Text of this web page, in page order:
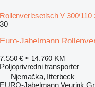
Rollenverlesetisch V 300/
30
Euro-Jabelmann
7.550 € ≈ 14.760 KM
Poljoprivredni transporter
Njemačka, Itterbeck
EURO-Jabelmann Veurink